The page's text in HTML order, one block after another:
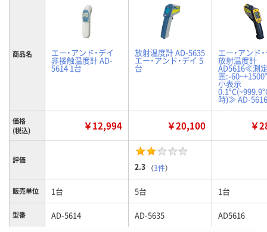
商品名 エー・アンド・デイ
非接触温度計 AD-
5614 1台
放射温度計 AD-5635
エー・アンド・デイ 5
台
エー・アンド
放射温度計
AD5616≪測
囲:-
小表示
時)≫ AD-
価格
(税込)
￥12,994 ￥20,100 ￥
評価
2.3 （3件）
販売単位 1台 5台 1台
型番 AD-5614 AD-5635 AD5616